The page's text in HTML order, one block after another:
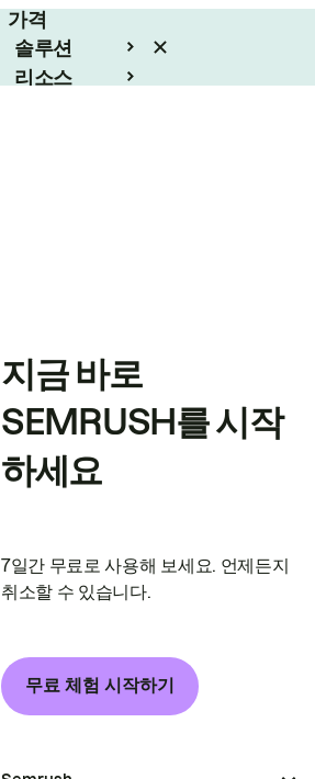
가격
솔루션
리소스
지금 바로
SEMRUSH를 시작
하세요
7일간 무료로 사용해 보세요. 언제든지
취소할 수 있습니다.
무료 체험 시작하기